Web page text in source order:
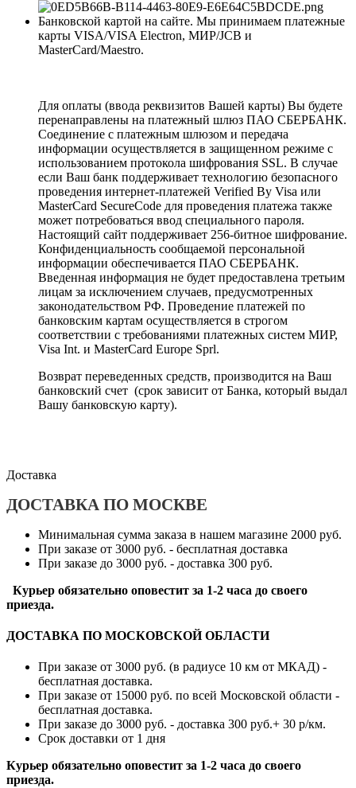
Банковской картой на сайте. Мы принимаем платежные
карты VISA/VISA Electron, МИР/JCB и
MasterCard/Maestro.
Для оплаты (ввода реквизитов Вашей карты) Вы будете
перенаправлены на платежный шлюз ПАО СБЕРБАНК.
Соединение с платежным шлюзом и передача
информации осуществляется в защищенном режиме с
использованием протокола шифрования SSL. В случае
если Ваш банк поддерживает технологию безопасного
проведения интернет-платежей Verified By Visa или
MasterCard SecureCode для проведения платежа также
может потребоваться ввод специального пароля.
Настоящий сайт поддерживает 256-битное шифрование.
Конфиденциальность сообщаемой персональной
информации обеспечивается ПАО СБЕРБАНК.
Введенная информация не будет предоставлена третьим
лицам за исключением случаев, предусмотренных
законодательством РФ. Проведение платежей по
банковским картам осуществляется в строгом
соответствии с требованиями платежных систем МИР,
Visa Int. и MasterCard Europe Sprl.
Возврат переведенных средств, производится на Ваш
банковский счет (срок зависит от Банка, который выдал
Вашу банковскую карту).
Доставка
ДОСТАВКА ПО МОСКВЕ
Минимальная сумма заказа в нашем магазине 2000 руб.
При заказе от 3000 руб. - бесплатная доставка
При заказе до 3000 руб. - доставка 300 руб.
Курьер обязательно оповестит за 1-2 часа до своего
приезда.
ДОСТАВКА ПО МОСКОВСКОЙ ОБЛАСТИ
При заказе от 3000 руб. (в радиусе 10 км от МКАД) -
бесплатная доставка.
При заказе от 15000 руб. по всей Московской области -
бесплатная доставка.
При заказе до 3000 руб. - доставка 300 руб.+ 30 р/км.
Срок доставки от 1 дня
Курьер обязательно оповестит за 1-2 часа до своего
приезда.